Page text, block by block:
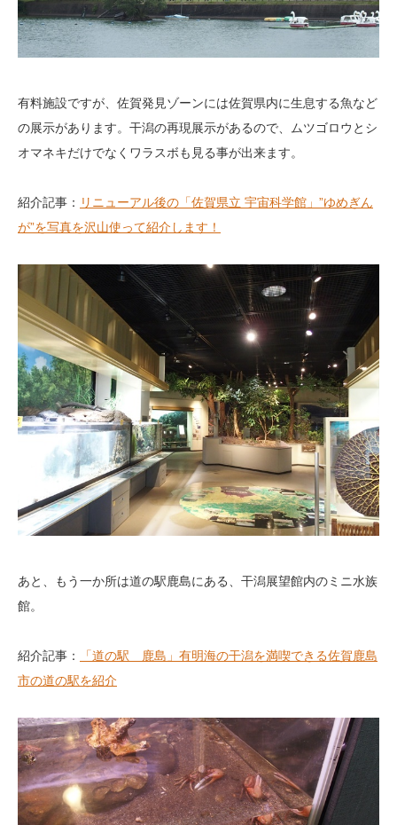
有料施設ですが、佐賀発見ゾーンには佐賀県内に生息する魚など
の展示があります。干潟の再現展示があるので、ムツゴロウとシ
オマネキだけでなくワラスボも見る事が出来ます。
紹介記事： リニューアル後の「佐賀県立 宇宙科学館」”ゆめぎん
が”を写真を沢山使って紹介します！
あと、もう一か所は道の駅鹿島にある、干潟展望館内のミニ水族
館。
紹介記事：
「道の駅 鹿島」有明海の干潟を満喫できる佐賀鹿島
市の道の駅を紹介